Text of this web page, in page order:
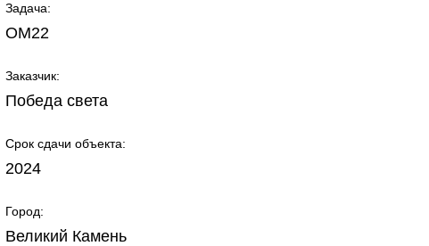
Задача:
ОМ22
Заказчик:
Победа света
Срок сдачи объекта:
2024
Город:
Великий Камень